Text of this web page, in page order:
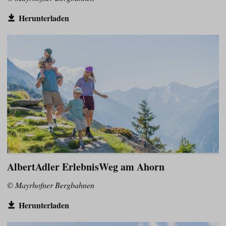
Herunterladen
AlbertAdler ErlebnisWeg am Ahorn
© Mayrhofner Bergbahnen
Herunterladen